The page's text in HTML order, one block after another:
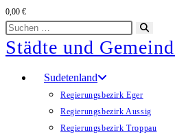
0,00 €
Diese
Website
durchsuchen
starten
Städte und
Sudetenland
Regierungsbezirk Eger
Regierungsbezirk Aussig
Regierungsbezirk Troppau